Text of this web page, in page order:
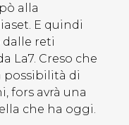
alla
E quindi
dalle reti
La7. Creso che
possibilità di
fors avrà una
che ha oggi.